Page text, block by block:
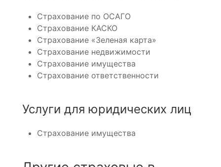
Страхование по ОСАГО
Страхование КАСКО
Страхование «Зеленая карта»
Страхование недвижимости
Страхование имущества
Страхование ответственности
Услуги для юридических лиц
Страхование имущества